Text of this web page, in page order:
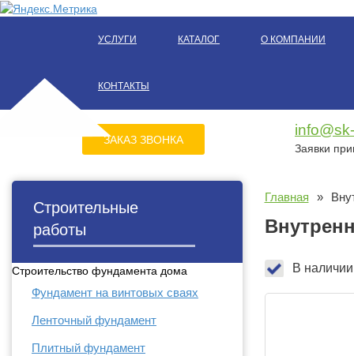
УСЛУГИ КАТАЛОГ О КОМПАНИИ
КОНТАКТЫ
ЗАКАЗ ЗВОНКА
Заявки
КАТАЛОГ О КОМПАНИИ
ЗАКАЗ ЗВОНКА
Строительные
работы
Строительство фундамента дома
Фундамент на винтовых сваях
Ленточный фундамент
Плитный фундамент
Главная »
В